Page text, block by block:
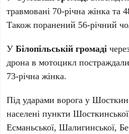
травмовані 70-річна жінка та
Також поранений 56-річний
УБілопільській громаді
дрона в мотоцикл
73-річна жінка.
Під ударами ворога у
населені пункти
Есманьської, Шалигинської,